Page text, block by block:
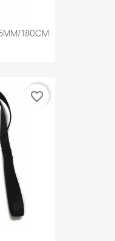
180CM
favorite_border